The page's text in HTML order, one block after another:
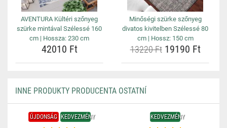
AVENTURA Kültéri szőnyeg
szürke mintával Szélessé 160
cm | Hossza: 230 cm
42010 Ft
Minőségi szürke szőnyeg
divatos kivitelben Szélessé 80
cm | Hossz: 150 cm
13220 Ft19190 Ft
INNE PRODUKTY PRODUCENTA OSTATNÍ
ÚJDONSÁG KEDVEZMÉNY KEDVEZMÉNY